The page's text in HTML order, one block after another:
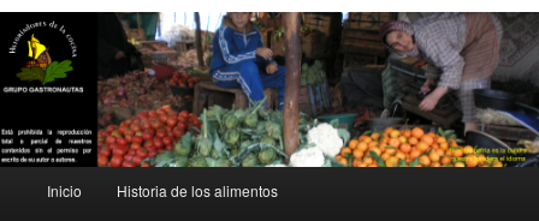
principal
Inicio Historia de los alimentos